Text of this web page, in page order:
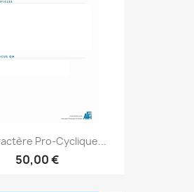
Pro-Cyclique...
50,00 €